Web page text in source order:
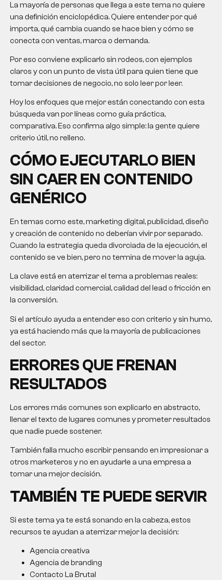
La mayoría de personas que llega a este tema no quiere
una definición enciclopédica. Quiere entender por qué
importa, qué cambia cuando se hace bien y cómo se
conecta con ventas, marca o demanda.
Por eso conviene explicarlo sin rodeos, con ejemplos
claros y con un punto de vista útil para quien tiene que
tomar decisiones de negocio, no solo leer por leer.
Hoy los enfoques que mejor están conectando con esta
búsqueda van por líneas como guía práctica,
comparativa. Eso confirma algo simple: la gente quiere
criterio útil, no relleno.
CÓMO EJECUTARLO BIEN
SIN CAER EN CONTENIDO
GENÉRICO
En temas como este, marketing digital, publicidad, diseño
y creación de contenido no deberían vivir por separado.
Cuando la estrategia queda divorciada de la ejecución, el
contenido se ve bien, pero no termina de mover la aguja.
La clave está en aterrizar el tema a problemas reales:
visibilidad, claridad comercial, calidad del lead o fricción en
la conversión.
Si el artículo ayuda a entender eso con criterio y sin humo,
ya está haciendo más que la mayoría de publicaciones
del sector.
ERRORES QUE FRENAN
RESULTADOS
Los errores más comunes son explicarlo en abstracto,
llenar el texto de lugares comunes y prometer resultados
que nadie puede sostener.
También falla mucho escribir pensando en impresionar a
otros marketeros y no en ayudarle a una empresa a
tomar una mejor decisión.
TAMBIÉN TE PUEDE SERVIR
Si este tema ya te está sonando en la cabeza, estos
recursos te ayudan a aterrizar mejor la decisión:
Agencia creativa
Agencia de branding
Contacto La Brutal